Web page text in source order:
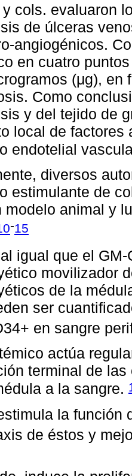
cols. evaluaron
de úlceras
angiogénicos.
en cuatro
(μg), en
Como
y del tejido de
local de
endotelial
diversos
estimulante de
modelo animal y
-15
igual que el
movilizador
de la
ser
en sangre
actúa
terminal de
a la sangre.
la función
de éstos y